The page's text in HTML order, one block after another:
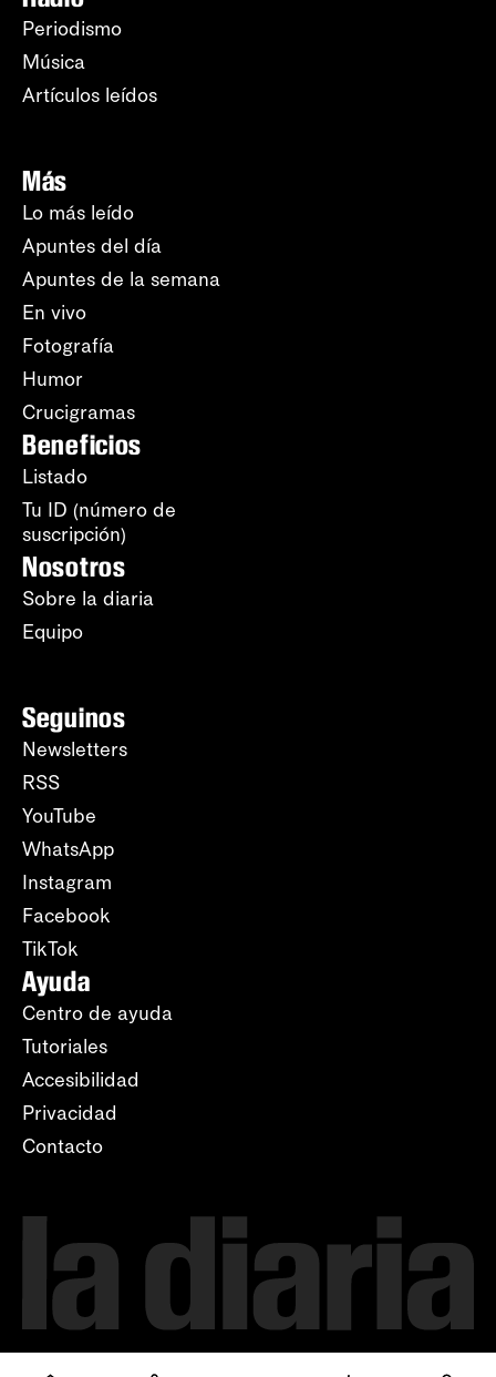
Periodismo
Música
Artículos leídos
Más
Lo más leído
Apuntes del día
Apuntes de la semana
En vivo
Fotografía
Humor
Crucigramas
Beneficios
Listado
Tu ID (número de
suscripción)
Nosotros
Sobre la diaria
Equipo
Seguinos
Newsletters
RSS
YouTube
WhatsApp
Instagram
Facebook
TikTok
Ayuda
Centro de ayuda
Tutoriales
Accesibilidad
Privacidad
Contacto